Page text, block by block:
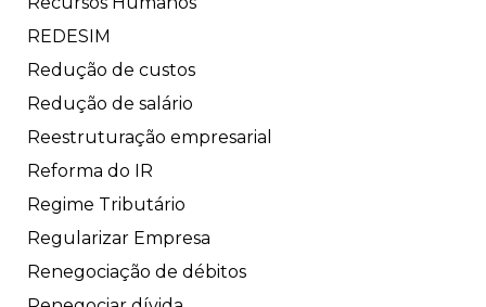
REDESIM
Redução de custos
Redução de salário
Reestruturação empresarial
Reforma do IR
Regime Tributário
Regularizar Empresa
Renegociação de débitos